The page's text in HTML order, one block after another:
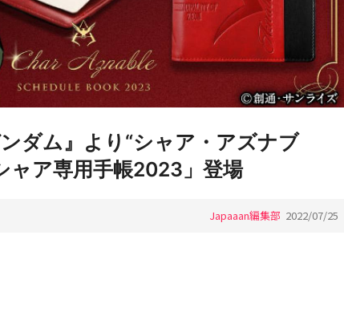
ダム』より“シャア・アズナブ
ャア専用手帳2023」登場
Japaaan編集部 2022/07/25